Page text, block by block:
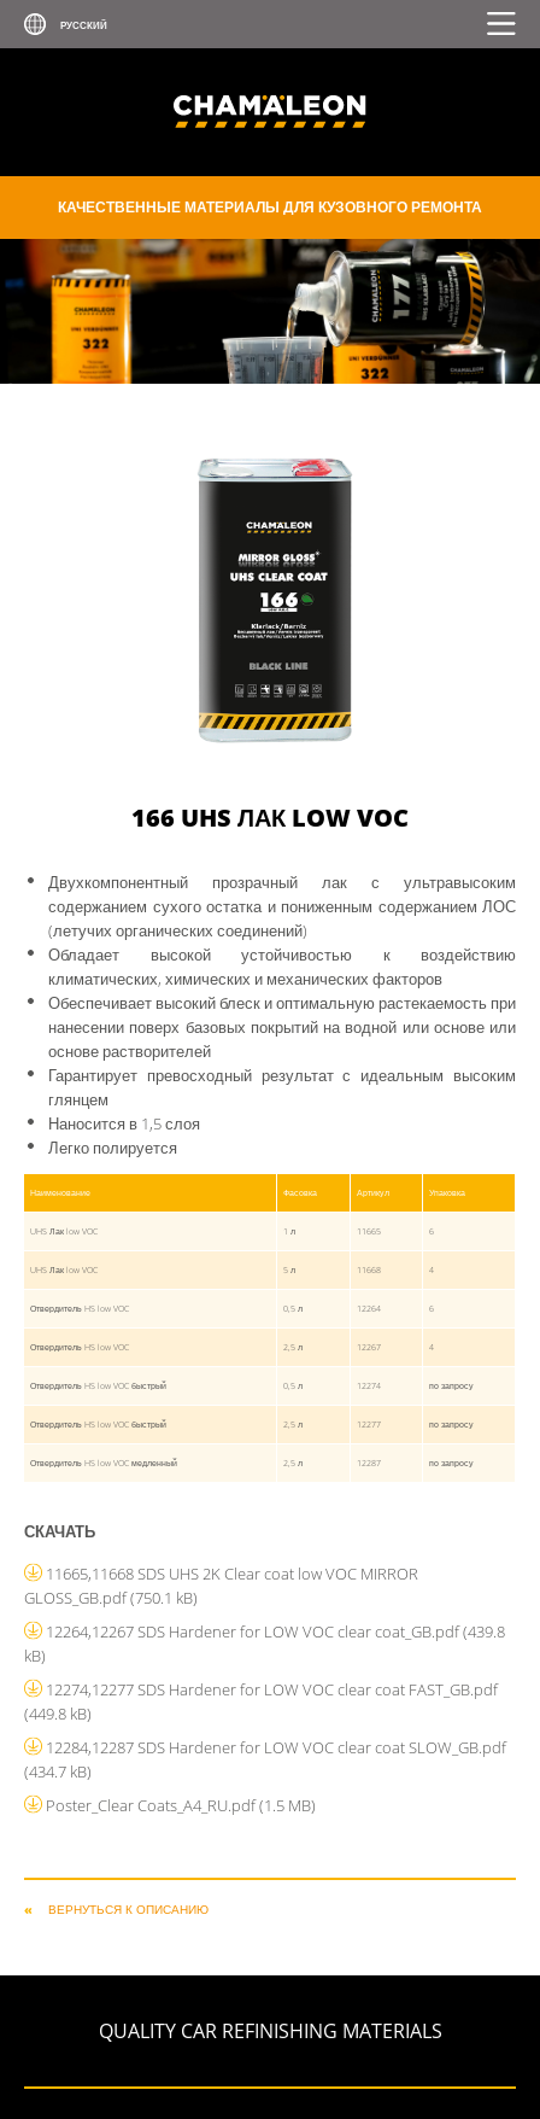
КАЧЕСТВЕННЫЕ МАТЕРИАЛЫ ДЛЯ КУЗОВНОГО РЕМОНТА
166 UHS ЛАК LOW VOC
Двухкомпонентный прозрачный лак с ультравысоким
содержанием сухого остатка и пониженным содержанием ЛОС
(летучих органических соединений)
Обладает высокой устойчивостью к воздействию
климатических, химических и механических факторов
Обеспечивает высокий блеск и оптимальную растекаемость при
нанесении поверх базовых покрытий на водной или основе или
основе растворителей
Гарантирует превосходный результат с идеальным высоким
глянцем
Наносится в 1,5 слоя
Легко полируется
Наименование Фасовка Артикул Упаковка
UHS Лак low VOC 1 л 11665 6
UHS Лак low VOC 5 л 11668 4
Отвердитель HS low VOC 0,5 л 12264 6
Отвердитель HS low VOC 2,5 л 12267 4
Отвердитель HS low VOC быстрый 0,5 л 12274 по запросу
Отвердитель HS low VOC быстрый 2,5 л 12277 по запросу
Отвердитель HS low VOC медленный 2,5 л 12287 по запросу
СКАЧАТЬ
11665,11668 SDS UHS 2K Clear coat low VOC MIRROR
GLOSS_GB.pdf(750.1 kB)
12264,12267 SDS Hardener for LOW VOC clear coat_GB.pdf(439.8
kB)
12274,12277 SDS Hardener for LOW VOC clear coat FAST_GB.pdf
(449.8 kB)
12284,12287 SDS Hardener for LOW VOC clear coat SLOW_GB.pdf
(434.7 kB)
Poster_Clear Coats_A4_RU.pdf(1.5 MB)
ВЕРНУТЬСЯ К ОПИСАНИЮ
QUALITY CAR REFINISHING MATERIALS